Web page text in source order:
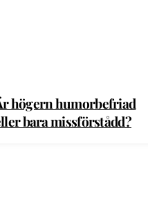
högern humorbefriad
bara missförstådd?